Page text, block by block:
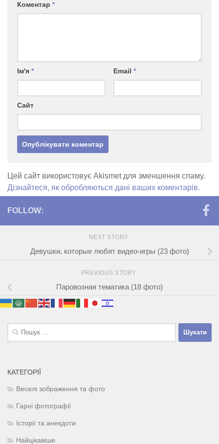
Коментар *
Ім'я * Email *
Сайт
Цей сайт використовує Akismet для зменшення спаму.
Дізнайтеся, як обробляються дані ваших коментарів.
FOLLOW:
NEXT STORY
Девушки, которые любят видео-игры (23 фото)
PREVIOUS STORY
Паровозная тематика (18 фото)
Пошук:
КАТЕГОРІЇ
Веселі зображення та фото
Гарні фотографії
Історії та анекдоти
Найцікавіше